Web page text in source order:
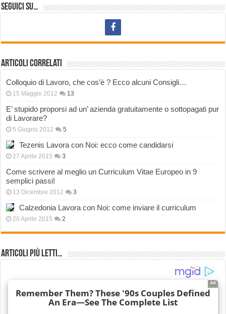
Seguici su…
Articoli correlati
Colloquio di Lavoro, che cos’è ? Ecco alcuni Consigli…
15 Maggio 2012 13
E’ stupido proporsi ad un’ azienda gratuitamente o sottopagati pur
di Lavorare?
5 Giugno 2012 5
Tezenis Lavora con Noi: ecco come candidarsi
27 Aprile 2015 3
Come scrivere al meglio un Curriculum Vitae Europeo in 9
semplici passi!
13 Dicembre 2012 3
Calzedonia Lavora con Noi: come inviare il curriculum
20 Aprile 2015 2
Articoli più Letti…